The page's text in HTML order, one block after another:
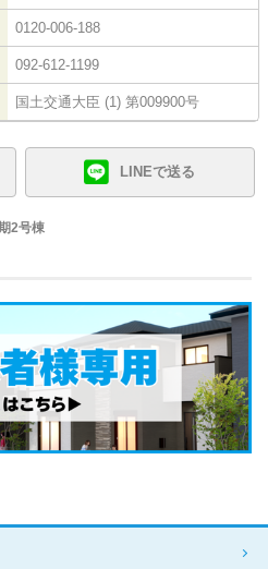
0120-006-188
092-612-1199
国土交通大臣 (1) 第009900号
LINEで送る
2号棟